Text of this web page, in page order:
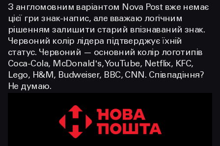
З англомовним варіантом Nova Post вже немає
цієї гри знак-напис, але вважаю логічним
рішенням залишити старий впізнаваний знак.
Червоний колір лідера підтверджує їхній
статус. Червоний — основний колір логотипів
Coca-Cola, McDonald's, YouTube, Netflix, KFC,
Lego, H&M, Budweiser, BBC, CNN. Співпадіння?
Не думаю.